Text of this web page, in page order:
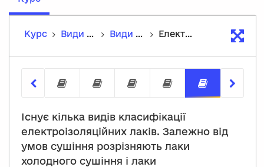
Курс
Види обмоток і конструктивні матеріали в електротехніці. Види обмоток і конструктивні матеріали в електротехніці. Електроізоляційні лаки
Види матеріалів, що
Конструкційні матеріали,
Види обмоток
Поділ
Існує кілька видів класифікації
електроізоляційних лаків. Залежно від
умов сушіння розрізняють лаки
холодного сушіння і лаки